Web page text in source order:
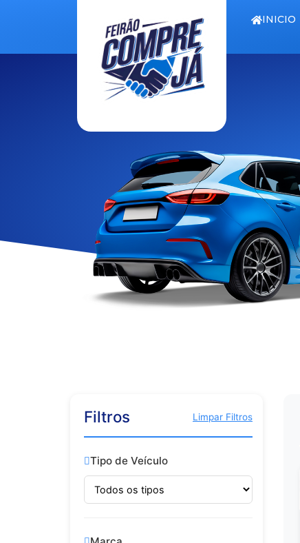
INICIO
Filtros Limpar Filtros
Tipo de Veículo